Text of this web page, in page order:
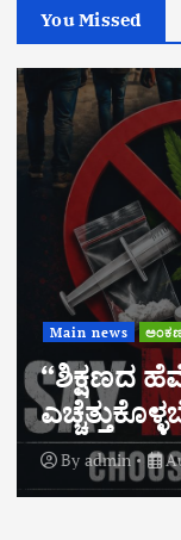
You Missed
Main news
ಸಕಲೇಶಪುರ:
ಧರ್ಮಸ್ಥಳ
ಉಚಿತ
By admin